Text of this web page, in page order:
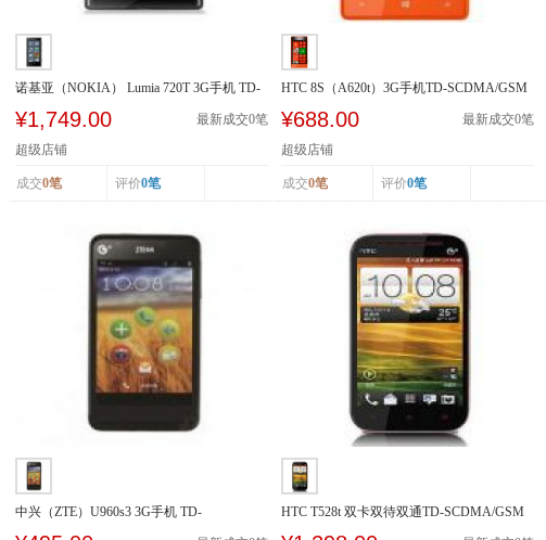
诺基亚（NOKIA） Lumia 720T 3G手机 TD-
¥1,749.00 最新成交0笔
超级店铺
成交0笔 评价0笔
HTC 8S（A620t）3G手机TD-SCDMA/GSM
¥688.00 最新成交0笔
超级店铺
成交0笔 评价0笔
中兴（ZTE）U960s3 3G手机 TD-
HTC T528t 双卡双待双通TD-SCDMA/GSM